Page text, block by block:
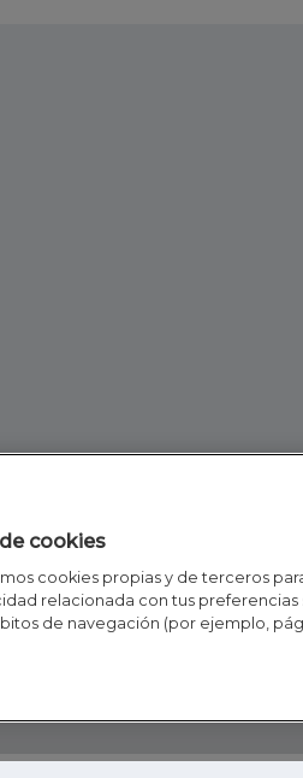
cookies
cookies propias y de terceros
relacionada con tus
de navegación (por ejemplo,